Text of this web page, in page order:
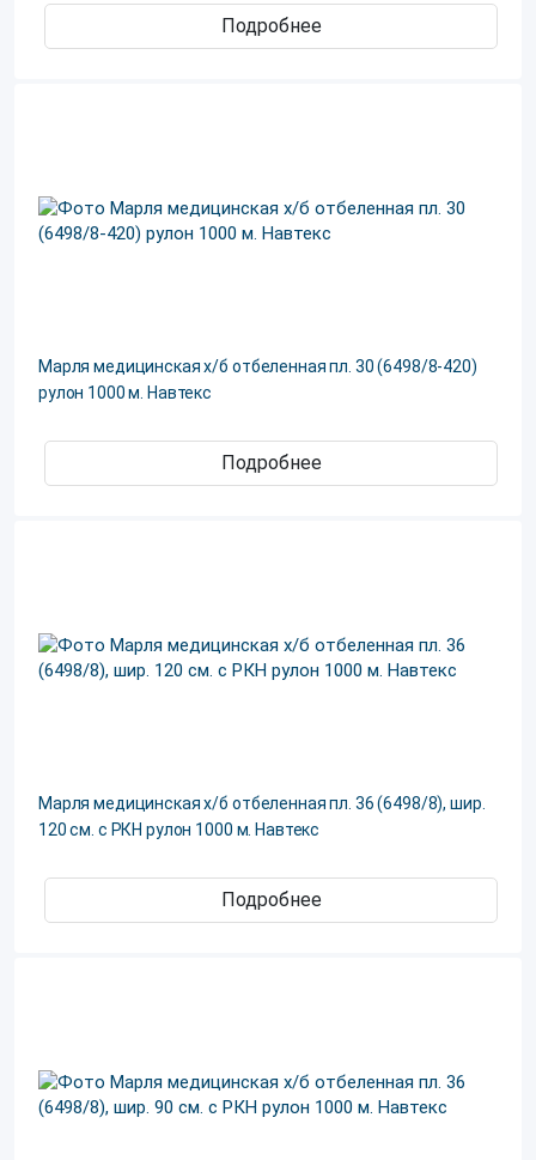
Подробнее
Марля медицинская х/б отбеленная пл. 30 (6498/8-420)
рулон 1000 м. Навтекс
Подробнее
Марля медицинская х/б отбеленная пл. 36 (6498/8), шир.
120 см. с РКН рулон 1000 м. Навтекс
Подробнее